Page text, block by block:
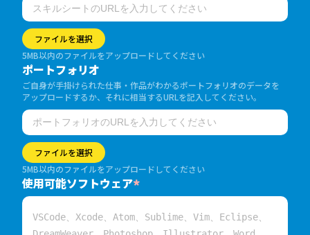
ファイルを選択
5MB以内のファイルをアップロードしてください
ポートフォリオ
ご自身が手掛けられた仕事・作品がわかるポートフォリオのデータを
アップロードするか、それに相当するURLを記入してください。
ファイルを選択
5MB以内のファイルをアップロードしてください
使用可能ソフトウェア*